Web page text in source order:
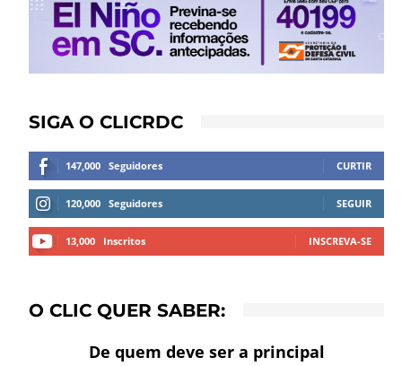
SIGA O CLICRDC
147,000 Seguidores CURTIR
120,000 Seguidores SEGUIR
13,000 Inscritos INSCREVA-SE
O CLIC QUER SABER:
De quem deve ser a principal